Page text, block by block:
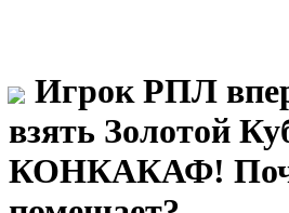
Игрок РПЛ
взять Золотой
КОНКАКАФ!